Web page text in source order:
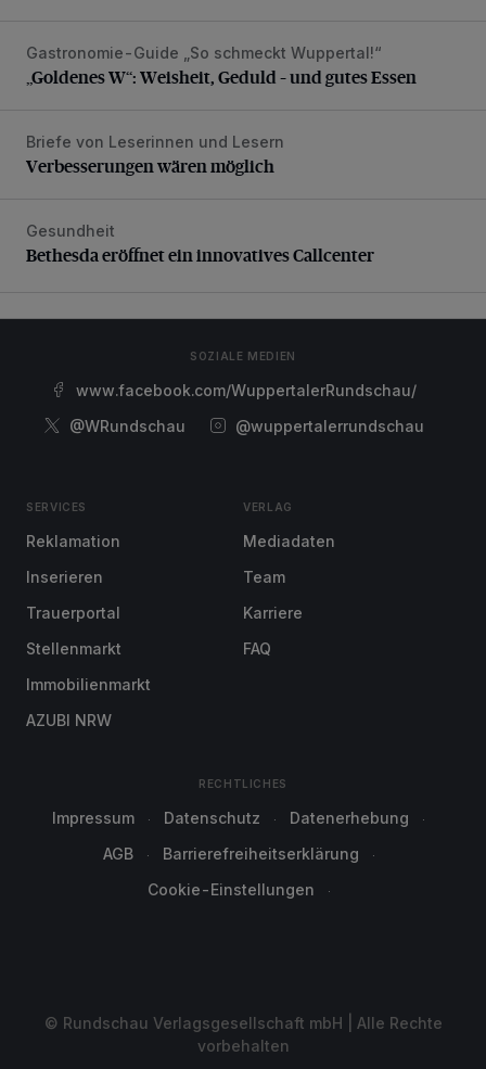
„Goldenes W“: Weisheit, Geduld – und gutes Essen
Gastronomie-Guide „So schmeckt Wuppertal!“
„Goldenes W“: Weisheit, Geduld – und gutes Essen
Verbesserungen wären möglich
Briefe von Leserinnen und Lesern
Verbesserungen wären möglich
Bethesda eröffnet ein innovatives Callcenter
Gesundheit
Bethesda eröffnet ein innovatives Callcenter
SOZIALE MEDIEN
www.facebook.com/WuppertalerRundschau/
@WRundschau
@wuppertalerrundschau
SERVICES
Reklamation
Inserieren
Trauerportal
Stellenmarkt
Immobilienmarkt
AZUBI NRW
VERLAG
Mediadaten
Team
Karriere
FAQ
RECHTLICHES
Impressum Datenschutz
Datenerhebung
AGB
Barrierefreiheitserklärung
Cookie-Einstellungen
© Rundschau Verlagsgesellschaft mbH | Alle Rechte
vorbehalten